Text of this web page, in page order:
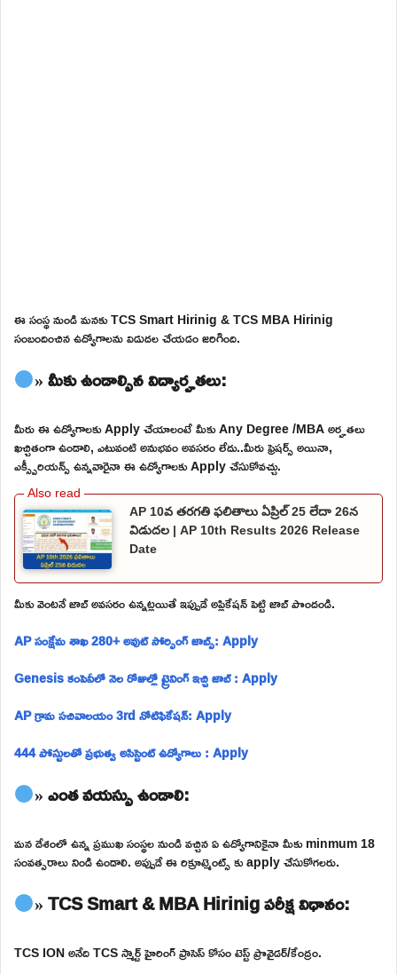
ఈ సంస్థ నుండి మనకు TCS Smart Hirinig & TCS MBA Hirinig
సంబందించిన ఉద్యోగాలను విడుదల చేయడం జరిగింది.
» మీకు ఉండాల్సిన విద్యార్హతలు:
మీరు ఈ ఉద్యోగాలకు Apply చేయాలంటే మీకు Any Degree /MBA అర్హతలు
ఖచ్చితంగా ఉండాలి, ఎటువంటి అనుభవం అవసరం లేదు..మీరు ఫ్రెషర్స్ అయినా,
ఎక్స్పీరియన్స్ ఉన్నవారైనా ఈ ఉద్యోగాలకు Apply చేసుకోవచ్చు.
AP 10వ తరగతి ఫలితాలు ఏప్రిల్ 25 లేదా 26న
విడుదల | AP 10th Results 2026 Release
Date
మీకు వెంటనే జాబ్ అవసరం ఉన్నట్లయితే ఇప్పుడే అప్లికేషన్ పెట్టి జాబ్ పొందండి.
AP సంక్షేమ శాఖ 280+ అవుట్ సోర్సింగ్ జాబ్స్: Apply
Genesis కంపెనీలో నెల రోజుల్లో ట్రైనింగ్ ఇచ్చి జాబ్ : Apply
AP గ్రామ సచివాలయం 3rd నోటిఫికేషన్: Apply
444 పోస్టులతో ప్రభుత్వ అసిస్టెంట్ ఉద్యోగాలు : Apply
» ఎంత వయస్సు ఉండాలి:
మన దేశంలో ఉన్న ప్రముఖ సంస్థల నుండి వచ్చిన ఏ ఉద్యోగానికైనా మీకు minmum 18
సంవత్సరాలు నిండి ఉండాలి. అప్పుడే ఈ రిక్రూట్మెంట్స్ కు apply చేసుకోగలరు.
» TCS Smart & MBA Hirinig పరీక్ష విధానం:
TCS ION అనేది TCS స్మార్ట్ హైరింగ్ ప్రాసెస్ కోసం టెస్ట్ ప్రొవైడర్/కేంద్రం.